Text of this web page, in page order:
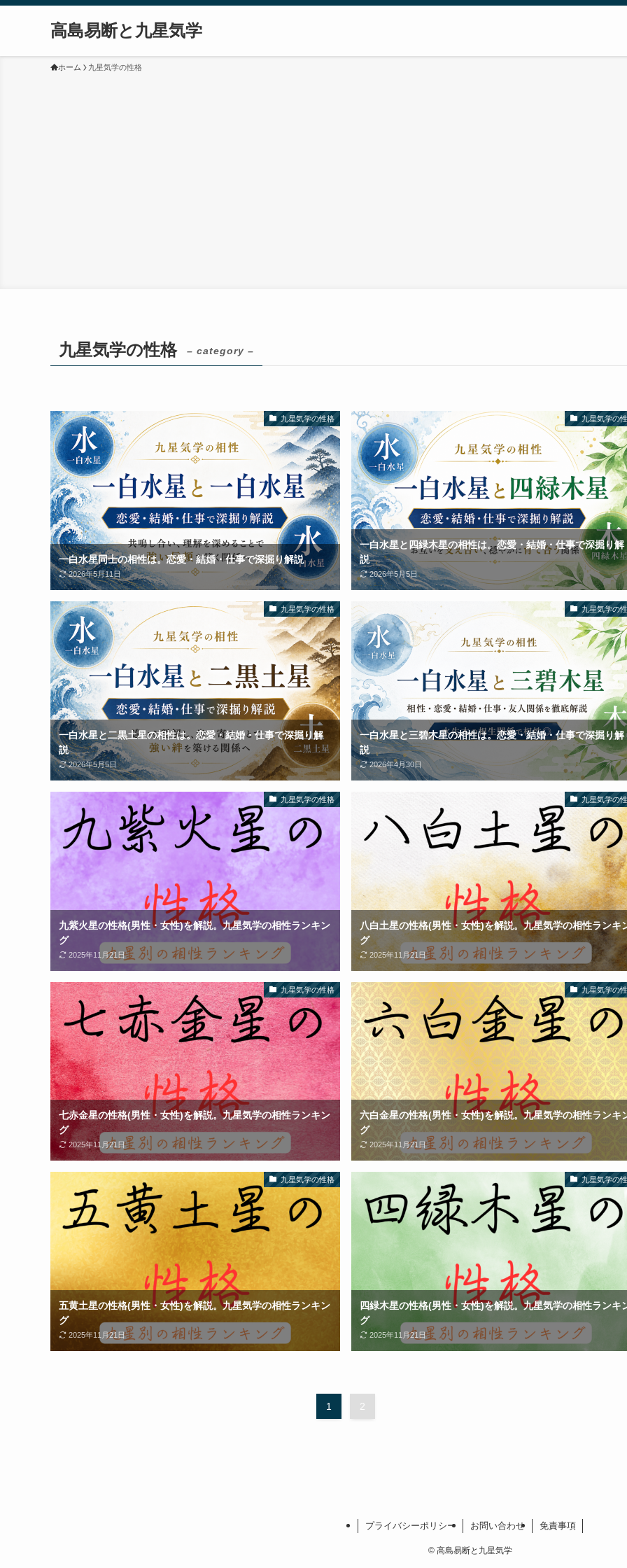
高島易断と九星気学
ホーム 九星気学の性格
九星気学の性格 – category –
九星気学の性格
一白水星同士の相性は。恋愛・結婚・仕事で深掘り解説
2026年5月11日
九星気学の
一白水星と四緑木星の相性は。恋愛・結婚・仕事で深掘り解
説
2026年5月5日
九星気学の性格
一白水星と二黒土星の相性は。恋愛・結婚・仕事で深掘り解
説
2026年5月5日
九星気学の
一白水星と三碧木星の相性は。恋愛・結婚・仕事で深掘り解
説
2026年4月30日
九星気学の性格
九紫火星の性格(男性・女性)を解説。九星気学の相性ランキン
グ
2025年11月21日
九星気学の
八白土星の性格(男性・女性)を解説。九星気学の相性ランキ
グ
2025年11月21日
九星気学の性格
七赤金星の性格(男性・女性)を解説。九星気学の相性ランキン
グ
2025年11月21日
九星気学の
六白金星の性格(男性・女性)を解説。九星気学の相性ランキ
グ
2025年11月21日
九星気学の性格
五黄土星の性格(男性・女性)を解説。九星気学の相性ランキン
グ
2025年11月21日
九星気学の
四緑木星の性格(男性・女性)を解説。九星気学の相性ランキ
グ
2025年11月21日
1 2
プライバシーポリシー お問い合わせ 免責事項
© 高島易断と九星気学